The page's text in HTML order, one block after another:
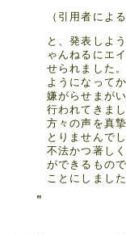
（引用者によ
と、発表しよ
ゃんねるにエ
せられました
ようになって
嫌がらせまが
行われてきま
方々の声を真
とりませんで
不法かつ著し
ができるもの
ことにしました